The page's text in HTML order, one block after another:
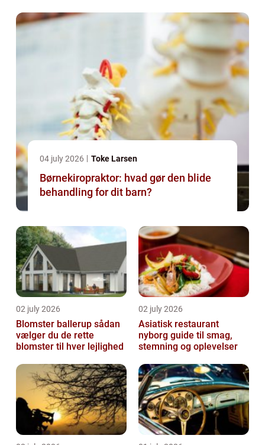
04 july 2026 Toke Larsen
Børnekiropraktor: hvad gør den blide
behandling for dit barn?
02 july 2026
Blomster ballerup sådan
vælger du de rette
blomster til hver lejlighed
02 july 2026
Asiatisk restaurant
nyborg guide til smag,
stemning og oplevelser